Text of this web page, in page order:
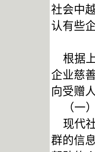
社会中
认有些
根据上
企业慈
向受赠
（一
现代社
群的信